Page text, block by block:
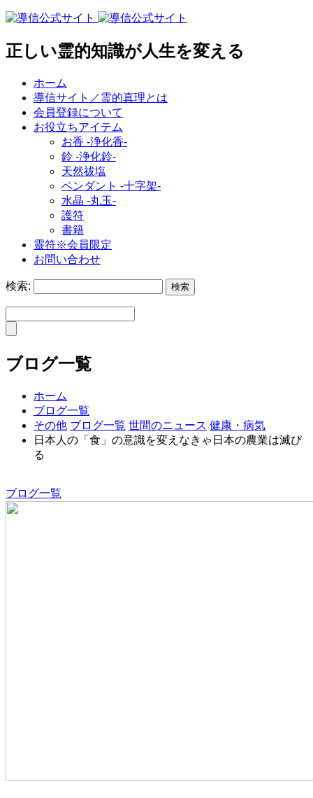
正しい霊的知識が人生を変える
ホーム
導信サイト／霊的真理とは
会員登録について
お役立ちアイテム
お香 ‐浄化香‐
鈴 ‐浄化鈴‐
天然祓塩
ペンダント -十字架-
水晶 -丸玉-
護符
書籍
靈符※会員限定
お問い合わせ
検索:
ブログ一覧
ホーム
ブログ一覧
その他 ブログ一覧 世間のニュース 健康・病気
日本人の「食」の意識を変えなきゃ日本の農業は滅び
る
ブログ一覧